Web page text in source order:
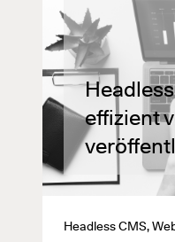
effizient